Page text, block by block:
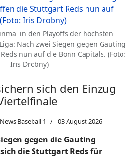
in den Playoffs der höchsten
Nach zwei Siegen gegen Gauting
nun auf die Bonn Capitals. (Foto:
Iris Drobny)
sich den Einzug
News Baseball 1 03 August 2026
gegen die Gauting
die Stuttgart Reds für